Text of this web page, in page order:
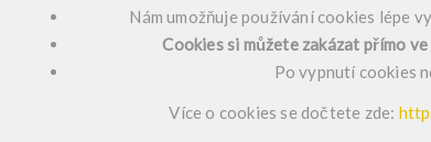
Nám umožňuje používání cookies lépe
Cookies si můžete zakázat přímo
Po vypnutí cookies
Více o cookies se dočtete zde: